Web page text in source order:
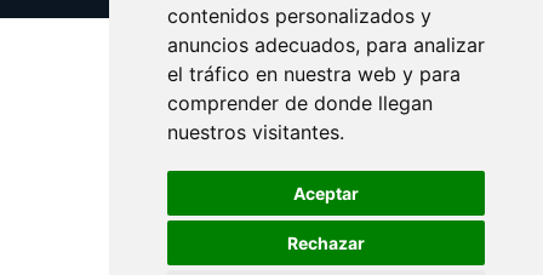
contenidos personalizados y
anuncios adecuados, para analizar
el tráfico en nuestra web y para
comprender de donde llegan
nuestros visitantes.
Aceptar
Rechazar